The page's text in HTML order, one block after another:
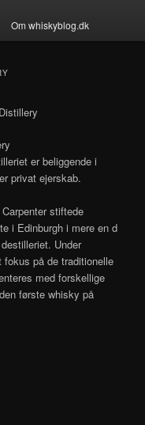
Om whiskyblog.dk
er beliggende i
privat ejerskab.
stiftede
i Edinburgh i mere en d
Under
på de traditionelle
med forskellige
første whisky på